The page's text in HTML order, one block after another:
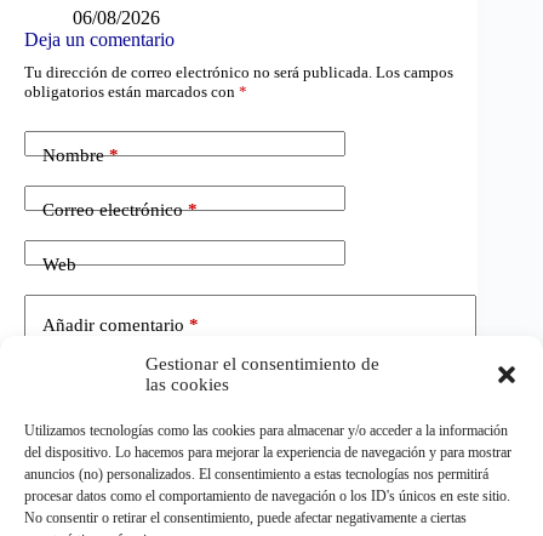
Gestionar el consentimiento de
las cookies
Utilizamos tecnologías como las cookies para almacenar y/o acceder a la información
del dispositivo. Lo hacemos para mejorar la experiencia de navegación y para mostrar
anuncios (no) personalizados. El consentimiento a estas tecnologías nos permitirá
procesar datos como el comportamiento de navegación o los ID's únicos en este sitio.
No consentir o retirar el consentimiento, puede afectar negativamente a ciertas
06/08/2026
Deja un comentario
Tu dirección de correo electrónico no será publicada. Los campos
obligatorios están marcados con *
Nombre*
Correo electrónico*
Web
Añadir comentario *